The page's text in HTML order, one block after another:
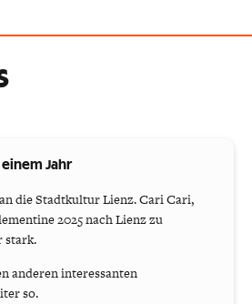
Jahr
die Stadtkultur Lienz. Cari Cari,
2025 nach Lienz zu
stark.
anderen interessanten
so.